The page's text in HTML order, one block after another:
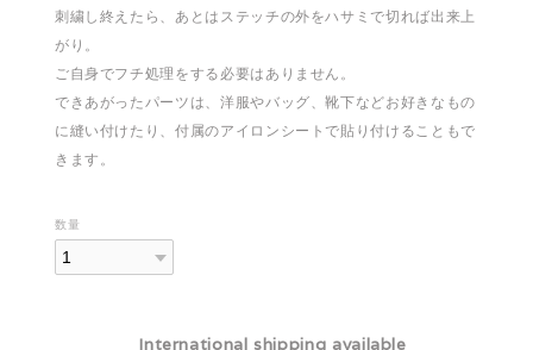
刺繍し終えたら、あとはステッチの外をハサミで切れば出来上
がり。
ご自身でフチ処理をする必要はありません。
できあがったパーツは、洋服やバッグ、靴下などお好きなもの
に縫い付けたり、付属のアイロンシートで貼り付けることもで
きます。
数量
International shipping available